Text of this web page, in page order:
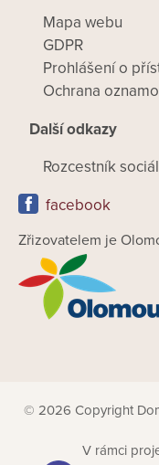
Mapa webu
GDPR
Prohlášení o
Ochrana
Další odkazy
Rozcestník
facebook
Zřizovatelem je
© 2026 Copyright
V rámci